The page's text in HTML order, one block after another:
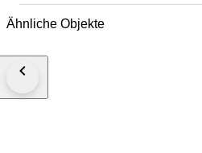
Ähnliche Objekte